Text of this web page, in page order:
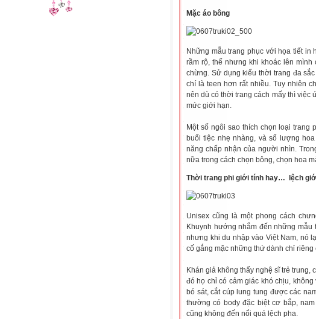
Mặc áo bông
Những mẫu trang phục với họa tiết
rầm rộ, thế nhưng khi khoác lên
chừng. Sử dụng kiểu thời trang đa
chí là teen hơn rất nhiều. Tuy nhiên
nên dù có thời trang cách mấy thì việc
mức giới hạn.
Một số ngôi sao thích chọn loại trang
buổi tiệc nhẹ nhàng, và số lượng
năng chấp nhận của người nhìn.
nữa trong cách chọn bông, chọn hoa
Thời trang phi giới tính hay… lệch
Unisex cũng là một phong cách
Khuynh hướng nhắm đến những
nhưng khi du nhập vào Việt Nam, nó
cố gắng mặc những thứ dành chỉ riêng
Khán giả không thấy nghệ sĩ trẻ trung,
đó họ chỉ có cảm giác khó chịu,
bó sát, cắt cúp lung tung được các
thường có body đặc biệt cơ bắp,
cũng không đến nổi quá lệch pha.